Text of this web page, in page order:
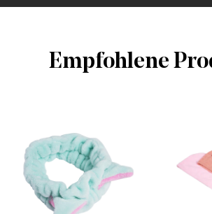
Empfohlene